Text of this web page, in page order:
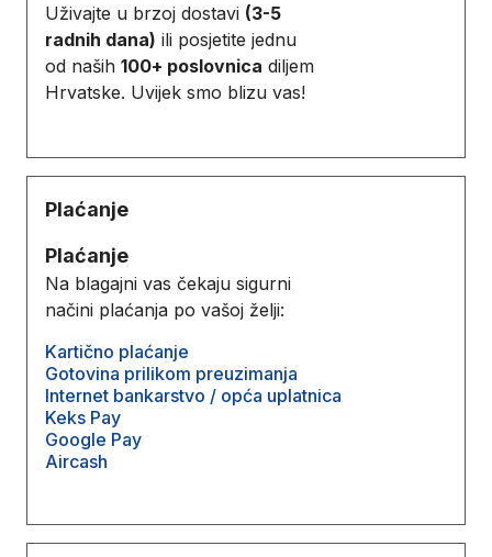
Uživajte u brzoj dostavi (3-5
radnih dana) ili posjetite jednu
od naših 100+ poslovnica diljem
Hrvatske. Uvijek smo blizu vas!
Plaćanje
Plaćanje
Na blagajni vas čekaju sigurni
načini plaćanja po vašoj želji:
Kartično plaćanje
Gotovina prilikom preuzimanja
Internet bankarstvo / opća uplatnica
Keks Pay
Google Pay
Aircash